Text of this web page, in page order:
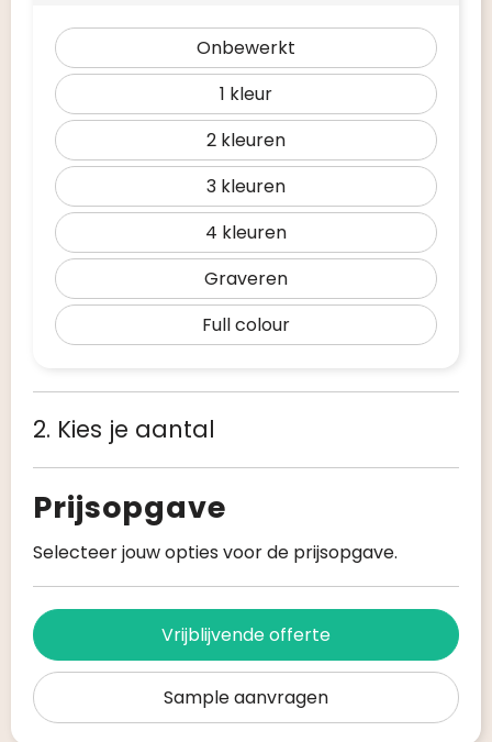
Onbewerkt
1
2
3
4
Graveren
Full colour
2. Kies je aantal
Prijsopgave
Selecteer jouw opties voor de prijsopgave.
Vrijblijvende offerte
Sample aanvragen